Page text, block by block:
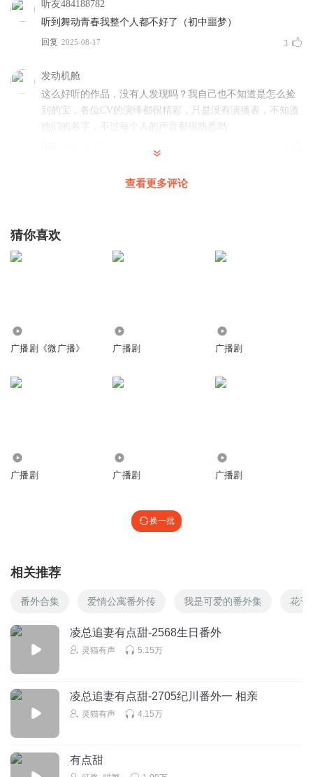
听友484188782
听到舞动青春我整个人都不好了（初中噩梦）
回复 2025-08-17 3
发动机舱
这么好听的作品，没有人发现吗？我自己也不知道是怎么捡
到的宝，各位CV的演绎都很精彩，只是没有演播表，不知道
他们的名字，不过每个人的声音都很熟悉哟
发动机舱: 斐然是撒野的顾飞，钱文青哦！严准是
听友410094125
感谢主播们的精彩演绎！希望有跟多的作品推出！
回复 2023-04-17
AA心儿
时长太短了听不够啊
回复 2023-01-17
查看更多评论
猜你喜欢
广播剧《微广播》 广播剧 广播剧
广播剧 广播剧 广播剧
换一批
相关推荐
番外合集 爱情公寓番外传 我是可爱的番外集 花千
凌总追妻有点甜-2568生日番外
灵猫有声 5.15万
凌总追妻有点甜-2705纪川番外一 相亲
灵猫有声 4.15万
有点甜